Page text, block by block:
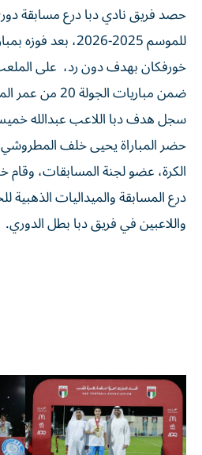
للموسم 2025-2026،
ضمن مباريات الجولة 20 من عمر المسابقة.
سجل هدف دبا اللاعب عبدالله
حضر المباراة يحيى خلف
الكرة، عضو لجنة المسابقات، وقام
درع المسابقة والميداليات الذهبية
واللاعبين في فريق دبا بطل الدوري.